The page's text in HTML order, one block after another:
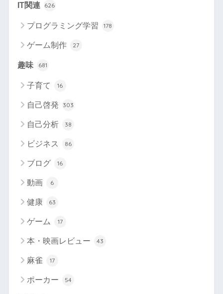
IT関連 626
プログラミング学習 178
ゲーム制作 27
趣味 681
子育て 16
自己啓発 303
自己分析 38
ビジネス 86
ブログ 16
動画 6
健康 63
ゲーム 17
本・映画レビュー 43
麻雀 17
ポーカー 54